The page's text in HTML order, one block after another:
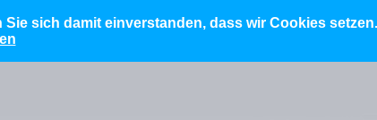
sich damit einverstanden, dass wir Cookies